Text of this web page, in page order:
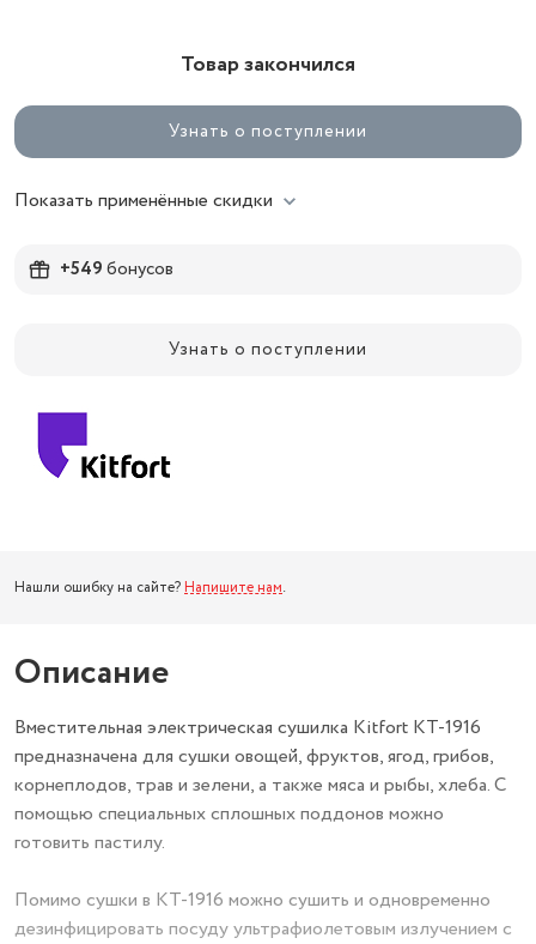
Товар закончился
Узнать о поступлении
Показать применённые скидки
+549бонусов
Узнать о поступлении
Нашли ошибку на сайте? Напишите нам.
Описание
Вместительная электрическая сушилка Kitfort КТ-1916
предназначена для сушки овощей, фруктов, ягод, грибов,
корнеплодов, трав и зелени, а также мяса и рыбы, хлеба. С
помощью специальных сплошных поддонов можно
готовить пастилу.
Помимо сушки в КТ-1916 можно сушить и одновременно
дезинфицировать посуду ультрафиолетовым излучением с